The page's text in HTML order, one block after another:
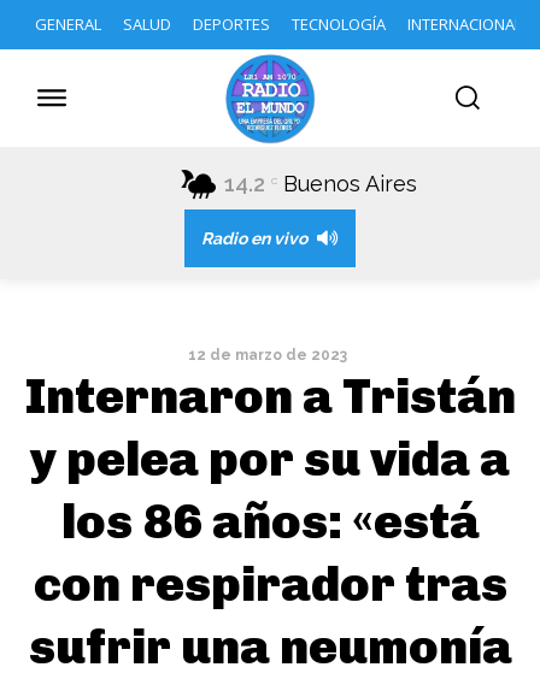
GENERAL SALUD DEPORTES TECNOLOGÍA INTERNACIONAL
14.2 C Buenos Aires
Radio en vivo
12 de marzo de 2023
Internaron a Tristán
y pelea por su vida a
los 86 años: «está
con respirador tras
sufrir una neumonía